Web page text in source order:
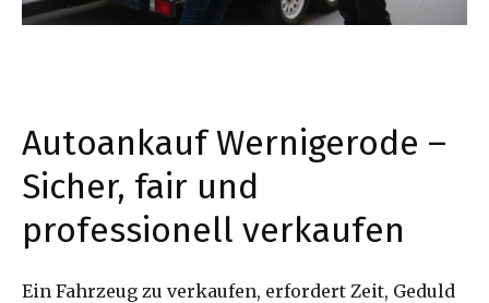
Autoankauf Wernigerode –
Sicher, fair und
professionell verkaufen
Ein Fahrzeug zu verkaufen, erfordert Zeit, Geduld